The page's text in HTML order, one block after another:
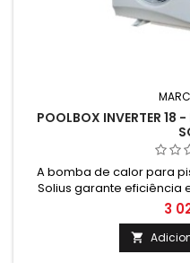
POOLBOX INVERTER 18
A bomba de calor para
Solius garante eficiência
permitindo prolongar a
ano com baixos custos de
e design compacto, é a
soluções
3
